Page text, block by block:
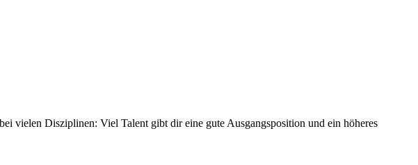
vielen Disziplinen: Viel Talent gibt dir eine gute Ausgangsposition und ein höheres